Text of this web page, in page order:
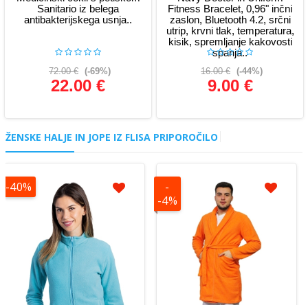
Sanitario iz belega
antibakterijskega usnja..
72.00 € (-69%)
22.00 €
Glej podrobnosti
Fitness Bracelet, 0,96" inčni
zaslon, Bluetooth 4.2, srčni
utrip, krvni tlak, temperatura,
kisik, spremljanje kakovosti
spanja..
16.00 € (-44%)
9.00 €
Glej podrobnosti
ŽENSKE HALJE IN JOPE IZ FLISA PRIPOROČILO
-40%
-
-4%